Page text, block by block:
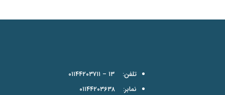
تلفن: ۱۳ – ۰۱۱۴۴۲۰۳۷۱۱
نمابر: ۰۱۱۴۴۲۰۳۶۳۸